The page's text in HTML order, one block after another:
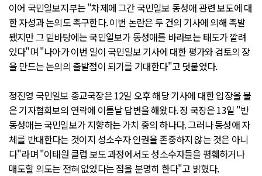
이어 국민일보지부는 "차제에 그간 국민일보 동성애 관련 보도에 대
한 자성과 논의도 촉구한다. 이번 논란은 두 건의 기사에 의해 촉발
됐지만 그 밑바탕에는 국민일보가 동성애를 바라보는 태도가 깔려
있다"며 "나아가 이번 일이 국민일보 기사에 대한 평가와 검토의 장
을 만드는 논의의 출발점이 되기를 기대한다"고 덧붙였다.
정진영 국민일보 종교국장은 12일 오후 해당 기사에 대한 입장을 물
은 기자협회보의 연락에 이튿날 답변을 해왔다. 정 국장은 13일 "반
동성애는 국민일보가 지향하는 가치 중의 하나다. 그러나 동성애 자
체를 반대한다는 것이지 성소수자 인권을 존중하지 않는 것은 아니
다"라며 "이태원 클럽 보도 과정에서도 성소수자들을 폄훼하거나
매도할 의도는 전혀 없었다는 점을 분명히 한다"고 밝혔다.